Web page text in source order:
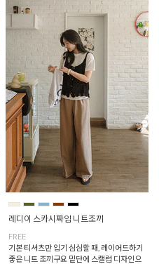
레디이 스카시짜임 니트조끼
FREE
기본 티셔츠만 입기 심심할 때, 레이어드하기
좋은 니트 조끼구요 밑단에 스캘럽 디자인으